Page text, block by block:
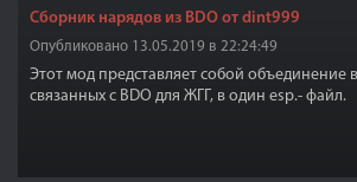
Сборник нарядов из BDO от dint999
Опубликовано 13.05.2019 в 22:24:49
Этот мод представляет собой объединение
связанных с BDO для ЖГГ, в один esp.- файл.